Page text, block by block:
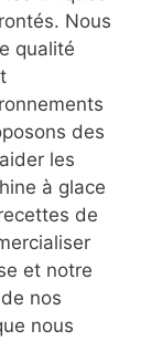
Nous
qualité
des
les
à glace
de
et notre
nos
nous